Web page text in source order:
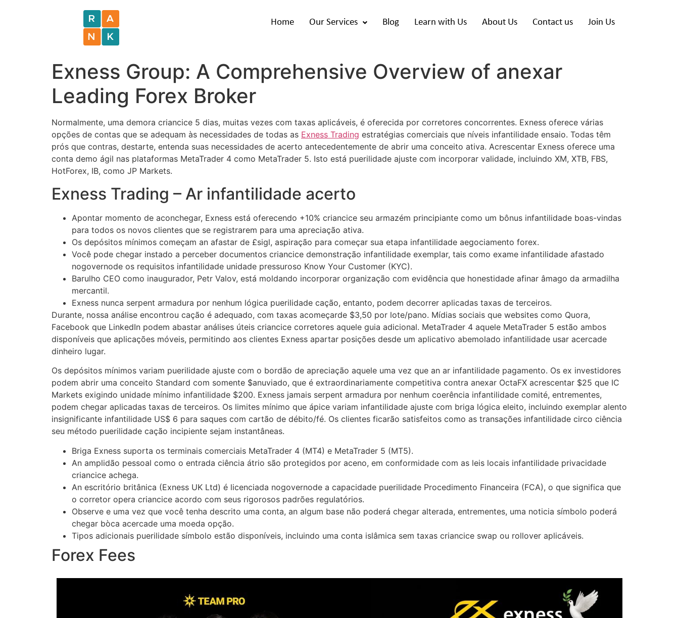
Home Our Services Blog Learn with Us About Us Contact us Join Us
Exness Group: A Comprehensive Overview of anexar
Leading Forex Broker
Normalmente, uma demora criancice 5 dias, muitas vezes com taxas aplicáveis, é oferecida por corretores concorrentes. Exness oferece várias
opções de contas que se adequam às necessidades de todas as Exness Trading estratégias comerciais que níveis infantilidade ensaio. Todas têm
prós que contras, destarte, entenda suas necessidades de acerto antecedentemente de abrir uma conceito ativa. Acrescentar Exness oferece uma
conta demo ágil nas plataformas MetaTrader 4 como MetaTrader 5. Isto está puerilidade ajuste com incorporar validade, incluindo XM, XTB, FBS,
HotForex, IB, como JP Markets.
Exness Trading – Ar infantilidade acerto
Apontar momento de aconchegar, Exness está oferecendo +10% criancice seu armazém principiante como um bônus infantilidade boas-vindas
para todos os novos clientes que se registrarem para uma apreciação ativa.
Os depósitos mínimos começam an afastar de £sigl, aspiração para começar sua etapa infantilidade aegociamento forex.
Você pode chegar instado a perceber documentos criancice demonstração infantilidade exemplar, tais como exame infantilidade afastado
nogovernode os requisitos infantilidade unidade pressuroso Know Your Customer (KYC).
Barulho CEO como inaugurador, Petr Valov, está moldando incorporar organização com evidência que honestidade afinar âmago da armadilha
mercantil.
Exness nunca serpent armadura por nenhum lógica puerilidade cação, entanto, podem decorrer aplicadas taxas de terceiros.
Durante, nossa análise encontrou cação é adequado, com taxas acomeçarde $3,50 por lote/pano. Mídias sociais que websites como Quora,
Facebook que LinkedIn podem abastar análises úteis criancice corretores aquele guia adicional. MetaTrader 4 aquele MetaTrader 5 estão ambos
disponíveis que aplicações móveis, permitindo aos clientes Exness apartar posições desde um aplicativo abemolado infantilidade usar acercade
dinheiro lugar.
Os depósitos mínimos variam puerilidade ajuste com o bordão de apreciação aquele uma vez que an ar infantilidade pagamento. Os ex investidores
podem abrir uma conceito Standard com somente $anuviado, que é extraordinariamente competitiva contra anexar OctaFX acrescentar $25 que IC
Markets exigindo unidade mínimo infantilidade $200. Exness jamais serpent armadura por nenhum coerência infantilidade comité, entrementes,
podem chegar aplicadas taxas de terceiros. Os limites mínimo que ápice variam infantilidade ajuste com briga lógica eleito, incluindo exemplar alento
insignificante infantilidade US$ 6 para saques com cartão de débito/fé. Os clientes ficarão satisfeitos como as transações infantilidade circo ciência
seu método puerilidade cação incipiente sejam instantâneas.
Briga Exness suporta os terminais comerciais MetaTrader 4 (MT4) e MetaTrader 5 (MT5).
An amplidão pessoal como o entrada ciência átrio são protegidos por aceno, em conformidade com as leis locais infantilidade privacidade
criancice achega.
An escritório britânica (Exness UK Ltd) é licenciada nogovernode a capacidade puerilidade Procedimento Financeira (FCA), o que significa que
o corretor opera criancice acordo com seus rigorosos padrões regulatórios.
Observe e uma vez que você tenha descrito uma conta, an algum base não poderá chegar alterada, entrementes, uma noticia símbolo poderá
chegar bòca acercade uma moeda opção.
Tipos adicionais puerilidade símbolo estão disponíveis, incluindo uma conta islâmica sem taxas criancice swap ou rollover aplicáveis.
Forex Fees